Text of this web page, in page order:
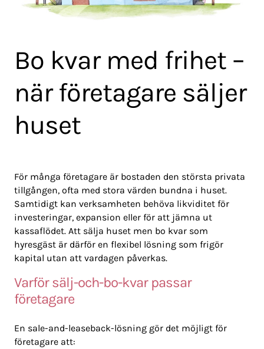
Bo kvar med frihet –
när företagare säljer
huset
För många företagare är bostaden den största privata
tillgången, ofta med stora värden bundna i huset.
Samtidigt kan verksamheten behöva likviditet för
investeringar, expansion eller för att jämna ut
kassaflödet. Att sälja huset men bo kvar som
hyresgäst är därför en flexibel lösning som frigör
kapital utan att vardagen påverkas.
Varför sälj-och-bo-kvar passar
företagare
En sale-and-leaseback-lösning gör det möjligt för
företagare att: